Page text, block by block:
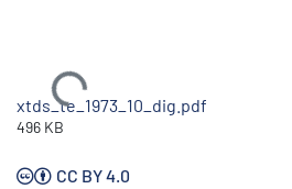
Ladataan...
xtds_te_1973_10_dig.pdf
496 KB
CC BY 4.0